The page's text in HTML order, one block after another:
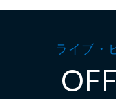
ライブ・